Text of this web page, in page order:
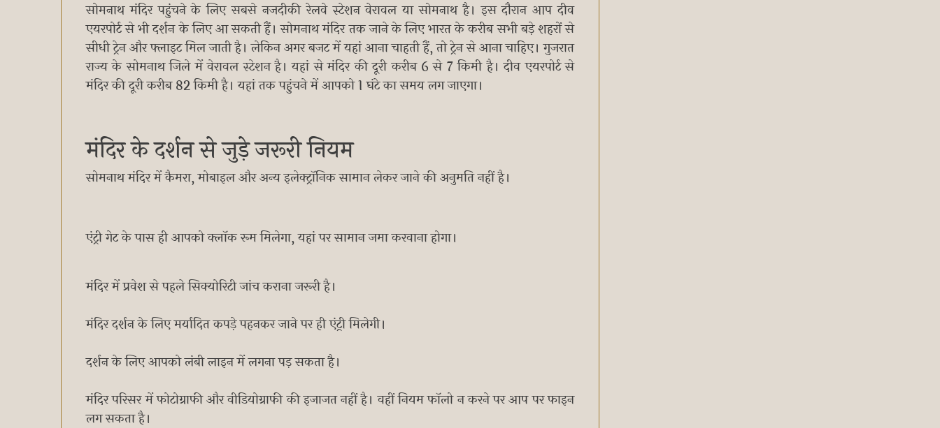
सोमनाथ मंदिर पहुंचने के लिए सबसे नजदीकी रेलवे स्टेशन वेरावल या सोमनाथ है। इस दौरान आप दीव
एयरपोर्ट से भी दर्शन के लिए आ सकती हैं। सोमनाथ मंदिर तक जाने के लिए भारत के करीब सभी बड़े शहरों से
सीधी ट्रेन और फ्लाइट मिल जाती है। लेकिन अगर बजट में यहां आना चाहती हैं, तो ट्रेन से आना चाहिए। गुजरात
राज्य के सोमनाथ जिले में वेरावल स्टेशन है। यहां से मंदिर की दूरी करीब 6 से 7 किमी है। दीव एयरपोर्ट से
मंदिर की दूरी करीब 82 किमी है। यहां तक पहुंचने में आपको 1 घंटे का समय लग जाएगा।
मंदिर के दर्शन से जुड़े जरूरी नियम
सोमनाथ मंदिर में कैमरा, मोबाइल और अन्य इलेक्ट्रॉनिक सामान लेकर जाने की अनुमति नहीं है।
एंट्री गेट के पास ही आपको क्लॉक रूम मिलेगा, यहां पर सामान जमा करवाना होगा।
मंदिर में प्रवेश से पहले सिक्योरिटी जांच कराना जरूरी है।
मंदिर दर्शन के लिए मर्यादित कपड़े पहनकर जाने पर ही एंट्री मिलेगी।
दर्शन के लिए आपको लंबी लाइन में लगना पड़ सकता है।
मंदिर परिसर में फोटोग्राफी और वीडियोग्राफी की इजाजत नहीं है। वहीं नियम फॉलो न करने पर आप पर फाइन
लग सकता है।